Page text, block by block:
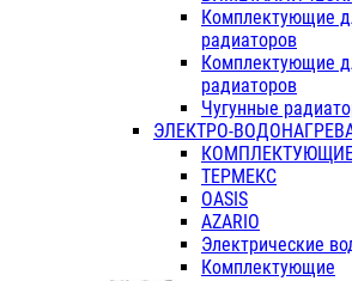
Комплектующие
радиаторов
Комплектующие
радиаторов
Чугунные
ЭЛЕКТРО-
ТЕРМЕКС
OASIS
AZARIO
Электрические
Комплектующие